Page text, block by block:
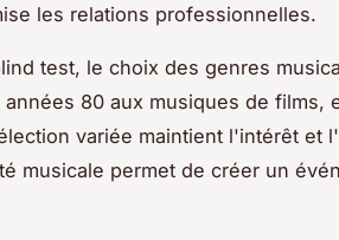
les relations professionnelles.
test, le choix des genres
80 aux musiques de films,
variée maintient l'intérêt et
musicale permet de créer un